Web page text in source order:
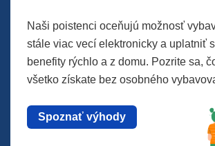
Naši poistenci oceňujú možnosť
stále viac vecí elektronicky a uplatniť
benefity rýchlo a z domu. Pozrite sa,
všetko získate bez osobného
Spoznať výhody